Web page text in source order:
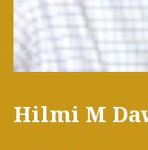
Hilmi M